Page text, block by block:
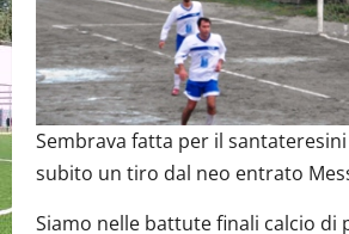
Sembrava fatta per il
subito un tiro dal neo entrato
Siamo nelle battute finali calcio di